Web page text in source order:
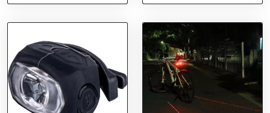
fekete, méret
fekete, méret